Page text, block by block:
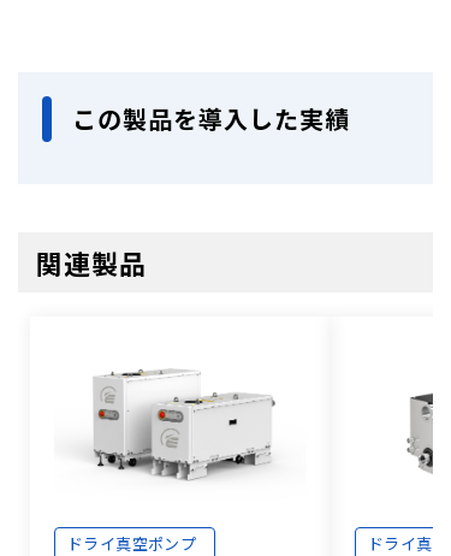
最大寸法
この製品を導入した実績
関連製品
ドライ真空ポンプ ドライ真空